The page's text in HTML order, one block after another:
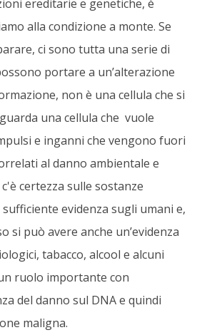
ereditarie e genetiche, è
alla condizione a monte. Se
ci sono tutta una serie di
portare a un’alterazione
non è una cellula che si
una cellula che vuole
e inganni che vengono fuori
al danno ambientale e
certezza sulle sostanze
evidenza sugli umani e,
si può avere anche un’evidenza
tabacco, alcool e alcuni
ruolo importante con
del danno sul DNA e quindi
maligna.